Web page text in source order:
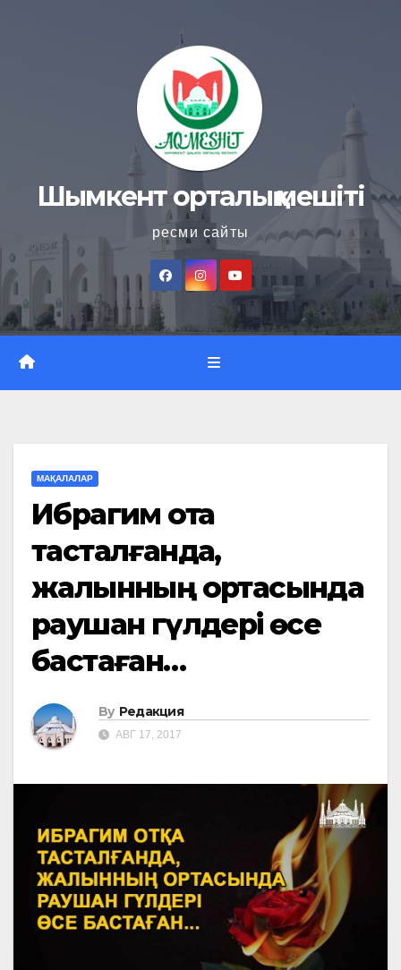
Шымкент орталық мешіті
ресми сайты
МАҚАЛАЛАР
Ибрагим отқа
тасталғанда,
жалынның ортасында
раушан гүлдері өсе
бастаған…
By Редакция
АВГ 17, 2017